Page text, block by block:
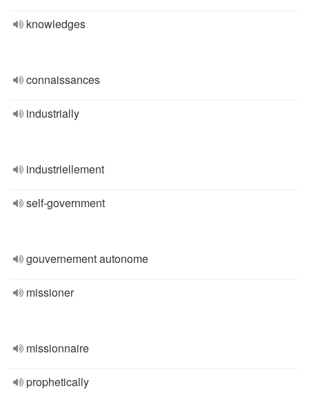
knowledges
connaissances
industrially
industriellement
self-government
gouvernement autonome
missioner
missionnaire
prophetically